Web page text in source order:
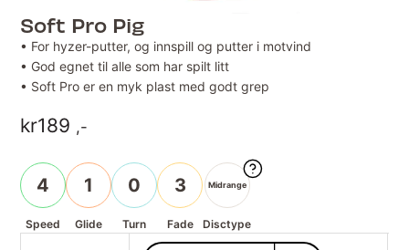
Soft Pro Pig
• For hyzer-putter, og innspill og putter i motvind
• God egnet til alle som har spilt litt
• Soft Pro er en myk plast med godt grep
kr189 ,-
4
Speed
1
Glide
0
Turn
3
Fade
Midrange
Disctype